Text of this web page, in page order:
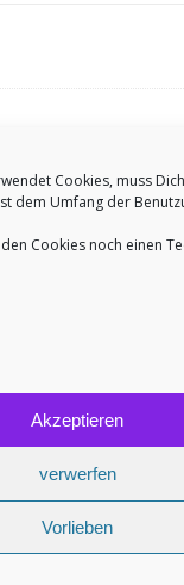
Cookies, muss
dem Umfang der
Cookies noch einen
Akzeptieren
verwerfen
Vorlieben